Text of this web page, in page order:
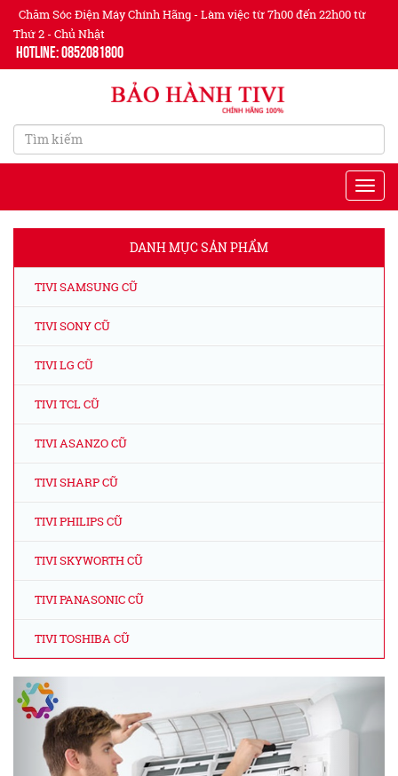
Chăm Sóc Điện Máy Chính Hãng - Làm việc từ 7h00 đến 22h00 từ
Thứ 2 - Chủ Nhật
Hotline: 0852081800
DANH MỤC SẢN PHẨM
TIVI SAMSUNG CŨ
TIVI SONY CŨ
TIVI LG CŨ
TIVI TCL CŨ
TIVI ASANZO CŨ
TIVI SHARP CŨ
TIVI PHILIPS CŨ
TIVI SKYWORTH CŨ
TIVI PANASONIC CŨ
TIVI TOSHIBA CŨ
Previous Next